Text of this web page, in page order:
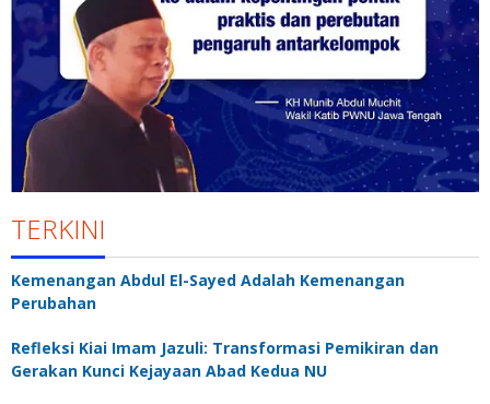
TERKINI
Kemenangan Abdul El-Sayed Adalah Kemenangan
Perubahan
Refleksi Kiai Imam Jazuli: Transformasi Pemikiran dan
Gerakan Kunci Kejayaan Abad Kedua NU